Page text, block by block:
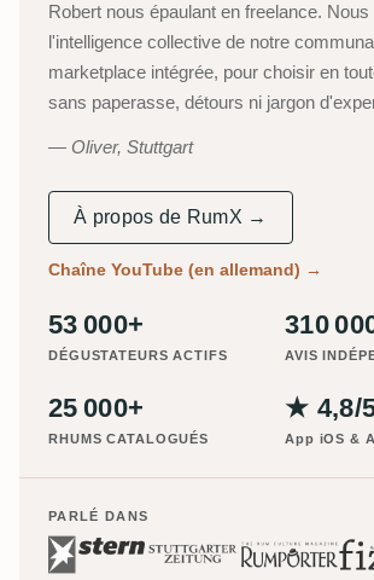
Robert nous épaulant en freelance.
l'intelligence collective de notre
marketplace intégrée, pour choisir en
sans paperasse, détours ni jargon
Oliver, Stuttgart
À propos de RumX →
Chaîne YouTube (en allemand) →
53 000+
DÉGUSTATEURS ACTIFS
310
AVIS
25 000+
RHUMS CATALOGUÉS
★ 4,8/
App iOS &
PARLÉ DANS